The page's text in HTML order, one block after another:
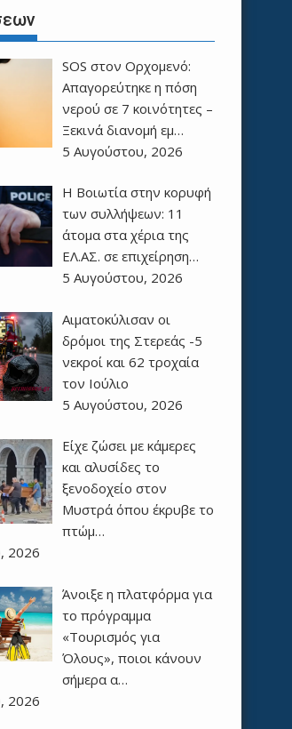
SOS στον Ορχομενό:
Απαγορεύτηκε η πόση
νερού σε 7 κοινότητες –
Ξεκινά διανομή εμ…
5 Αυγούστου, 2026
Η Βοιωτία στην κορυφή
των συλλήψεων: 11
άτομα στα χέρια της
ΕΛ.ΑΣ. σε επιχείρηση…
5 Αυγούστου, 2026
Αιματοκύλισαν οι
δρόμοι της Στερεάς -5
νεκροί και 62 τροχαία
τον Ιούλιο
5 Αυγούστου, 2026
Είχε ζώσει με κάμερες
και αλυσίδες το
ξενοδοχείο στον
Μυστρά όπου έκρυβε το
πτώμ…
2026
Άνοιξε η πλατφόρμα για
το πρόγραμμα
«Τουρισμός για
Όλους», ποιοι κάνουν
σήμερα α…
2026